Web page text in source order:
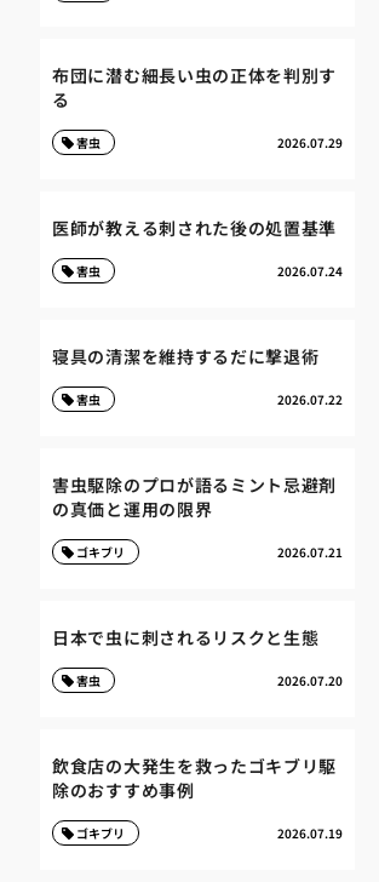
布団に潜む細長い虫の正体を判別す
る
2026.07.29
害虫
医師が教える刺された後の処置基準
2026.07.24
害虫
寝具の清潔を維持するだに撃退術
2026.07.22
害虫
害虫駆除のプロが語るミント忌避剤
の真価と運用の限界
2026.07.21
ゴキブリ
日本で虫に刺されるリスクと生態
2026.07.20
害虫
飲食店の大発生を救ったゴキブリ駆
除のおすすめ事例
2026.07.19
ゴキブリ